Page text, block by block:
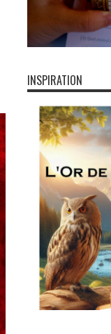
INSPIRATION